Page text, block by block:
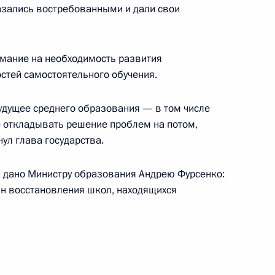
школы в будущем — задача
при Президенте
и образованию
востребованными и дали свои
на необходимость развития
самостоятельного обучения.
среднего образования — в том числе
решение проблем на потом,
глава государства.
дано Министру образования Андрею Фурсенко:
восстановления школ, находящихся